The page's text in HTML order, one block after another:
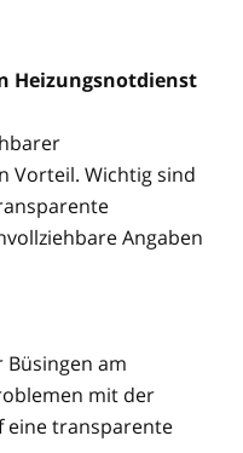
Heizungsnotdienst
Vorteil. Wichtig sind
Angaben
Büsingen am
mit der
eine transparente